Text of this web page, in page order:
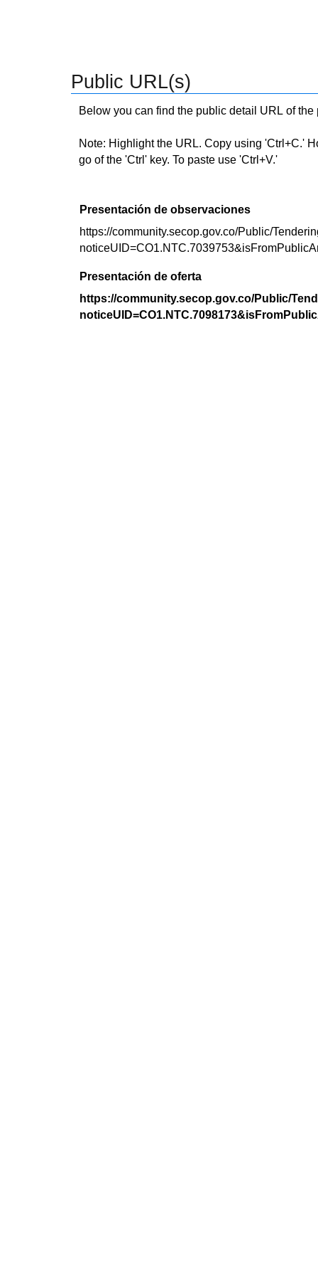
Public URL(s)
Below you can find the public detail URL of
Note: Highlight the URL. Copy using 'Ctrl+C.'
go of the 'Ctrl' key. To paste use 'Ctrl+V.'
Presentación de observaciones
https://community.secop.gov.co/Public/
Presentación de oferta
https://community.secop.gov.co/Public/